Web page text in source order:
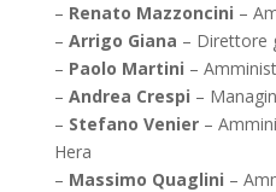
– Renato Mazzoncini –
– Arrigo Giana – Direttore
– Paolo Martini –
– Andrea Crespi –
– Stefano Venier–
Hera
– Massimo Quaglini –